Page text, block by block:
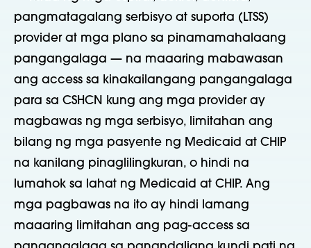
pangmatagalang serbisyo at suporta (LTSS)
provider at mga plano sa pinamamahalaang
pangangalaga — na maaaring mabawasan
ang access sa kinakailangang pangangalaga
para sa CSHCN kung ang mga provider ay
magbawas ng mga serbisyo, limitahan ang
bilang ng mga pasyente ng Medicaid at CHIP
na kanilang pinaglilingkuran, o hindi na
lumahok sa lahat ng Medicaid at CHIP. Ang
mga pagbawas na ito ay hindi lamang
maaaring limitahan ang pag-access sa